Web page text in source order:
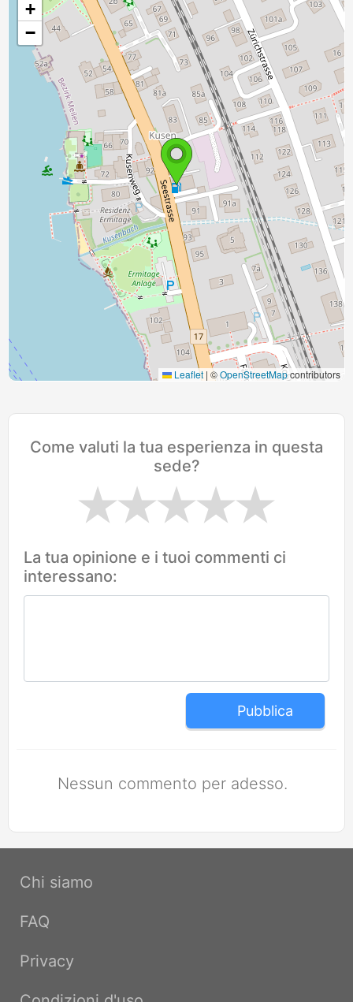
+
−
Leaflet | ©OpenStreetMapcontributors
Come valuti la tua esperienza in questa
sede?
La tua opinione e i tuoi commenti ci
interessano:
Pubblica
Nessun commento per adesso.
Chi siamo
FAQ
Privacy